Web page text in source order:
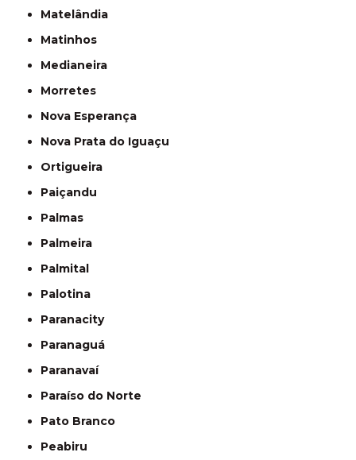
Matelândia
Matinhos
Medianeira
Morretes
Nova Esperança
Nova Prata do Iguaçu
Ortigueira
Paiçandu
Palmas
Palmeira
Palmital
Palotina
Paranacity
Paranaguá
Paranavaí
Paraíso do Norte
Pato Branco
Peabiru